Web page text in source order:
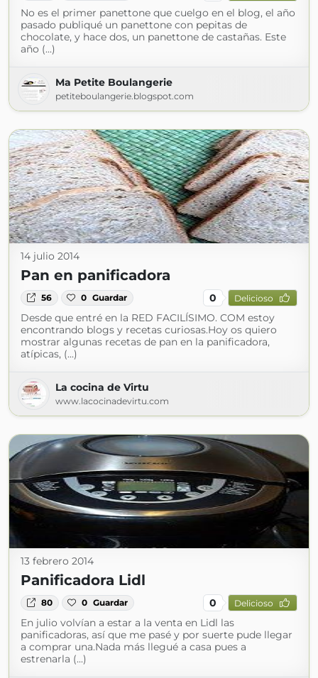
No es el primer panettone que cuelgo en el blog, el año
pasado publiqué un panettone con pepitas de
chocolate, y hace dos, un panettone de castañas. Este
año (...)
Ma Petite Boulangerie
petiteboulangerie.blogspot.com
14 julio 2014
Pan en panificadora
56 0 Guardar 0 Delicioso
Desde que entré en la RED FACILÍSIMO. COM estoy
encontrando blogs y recetas curiosas.Hoy os quiero
mostrar algunas recetas de pan en la panificadora,
atípicas, (...)
La cocina de Virtu
www.lacocinadevirtu.com
13 febrero 2014
Panificadora Lidl
80 0 Guardar 0 Delicioso
En julio volvían a estar a la venta en Lidl las
panificadoras, así que me pasé y por suerte pude llegar
a comprar una.Nada más llegué a casa pues a
estrenarla (...)